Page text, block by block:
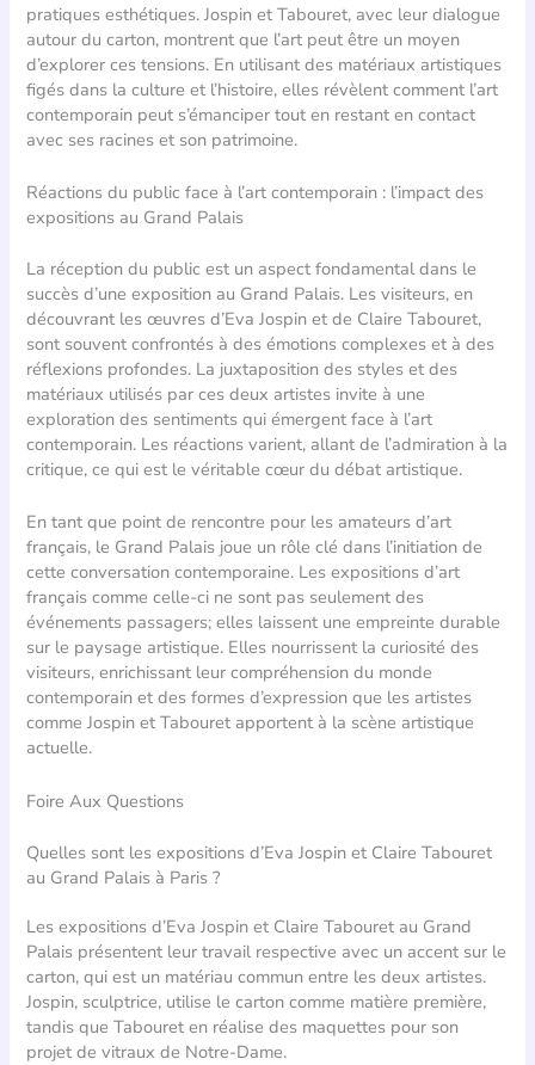
pratiques esthétiques. Jospin et Tabouret, avec leur dialogue
autour du carton, montrent que l’art peut être un moyen
d’explorer ces tensions. En utilisant des matériaux artistiques
figés dans la culture et l’histoire, elles révèlent comment l’art
contemporain peut s’émanciper tout en restant en contact
avec ses racines et son patrimoine.
Réactions du public face à l’art contemporain : l’impact des
expositions au Grand Palais
La réception du public est un aspect fondamental dans le
succès d’une exposition au Grand Palais. Les visiteurs, en
découvrant les œuvres d’Eva Jospin et de Claire Tabouret,
sont souvent confrontés à des émotions complexes et à des
réflexions profondes. La juxtaposition des styles et des
matériaux utilisés par ces deux artistes invite à une
exploration des sentiments qui émergent face à l’art
contemporain. Les réactions varient, allant de l’admiration à la
critique, ce qui est le véritable cœur du débat artistique.
En tant que point de rencontre pour les amateurs d’art
français, le Grand Palais joue un rôle clé dans l’initiation de
cette conversation contemporaine. Les expositions d’art
français comme celle-ci ne sont pas seulement des
événements passagers; elles laissent une empreinte durable
sur le paysage artistique. Elles nourrissent la curiosité des
visiteurs, enrichissant leur compréhension du monde
contemporain et des formes d’expression que les artistes
comme Jospin et Tabouret apportent à la scène artistique
actuelle.
Foire Aux Questions
Quelles sont les expositions d’Eva Jospin et Claire Tabouret
au Grand Palais à Paris ?
Les expositions d’Eva Jospin et Claire Tabouret au Grand
Palais présentent leur travail respective avec un accent sur le
carton, qui est un matériau commun entre les deux artistes.
Jospin, sculptrice, utilise le carton comme matière première,
tandis que Tabouret en réalise des maquettes pour son
projet de vitraux de Notre-Dame.